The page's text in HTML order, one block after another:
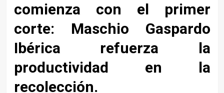
comienza con el primer
corte: Maschio Gaspardo
Ibérica refuerza la
productividad en la
recolección.